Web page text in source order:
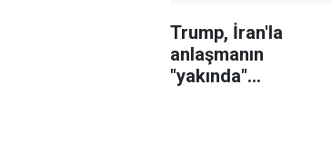
Trump, İran'la
anlaşmanın
"yakında"